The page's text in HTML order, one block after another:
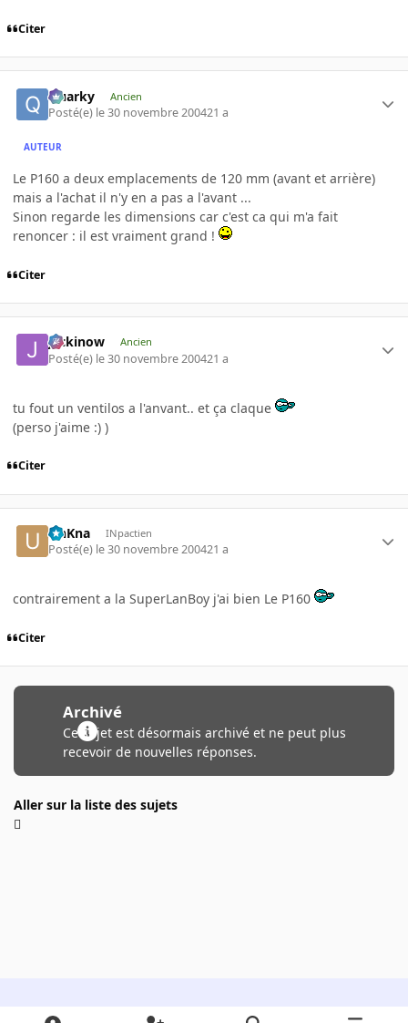
Citer
Quarky Ancien
Posté(e) le 30 novembre 200421 a
AUTEUR
Le P160 a deux emplacements de 120 mm (avant et arrière)
mais a l'achat il n'y en a pas a l'avant ...
Sinon regarde les dimensions car c'est ca qui m'a fait
renoncer : il est vraiment grand !
Citer
jackinow Ancien
Posté(e) le 30 novembre 200421 a
tu fout un ventilos a l'anvant.. et ça claque
(perso j'aime :) )
Citer
UnKna INpactien
Posté(e) le 30 novembre 200421 a
contrairement a la SuperLanBoy j'ai bien Le P160
Citer
Archivé
Ce sujet est désormais archivé et ne peut plus
recevoir de nouvelles réponses.
Aller sur la liste des sujets